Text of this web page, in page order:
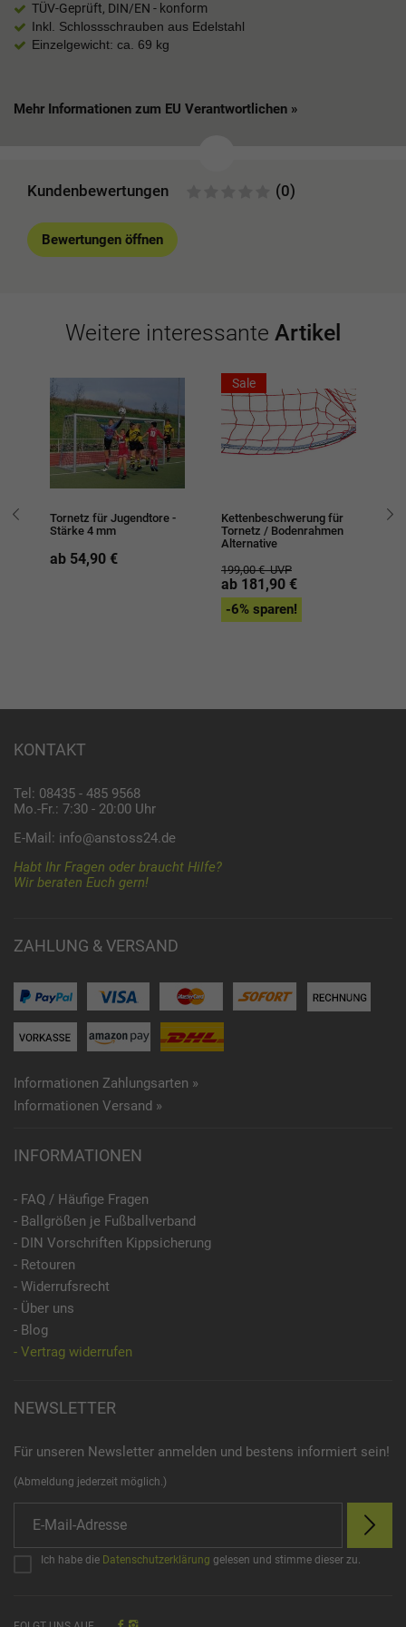
TÜV-Geprüft, DIN/EN - konform
Inkl. Schlossschrauben aus Edelstahl
Einzelgewicht: ca. 69 kg
Mehr Informationen zum EU Verantwortlichen »
Kundenbewertungen (0)
Bewertungen öffnen
Weitere interessante Artikel
Tornetz für Jugendtore -
Stärke 4 mm
ab 54,90 €
Sale
Kettenbeschwerung für
Tornetz / Bodenrahmen
Alternative
199,00 €UVP
ab 181,90 €
-6% sparen!
KONTAKT
Tel: 08435 - 485 9568
Mo.-Fr.: 7:30 - 20:00 Uhr
E-Mail: info@anstoss24.de
Habt Ihr Fragen oder braucht Hilfe?
Wir beraten Euch gern!
ZAHLUNG & VERSAND
Informationen Zahlungsarten »
Informationen Versand »
INFORMATIONEN
- FAQ / Häufige Fragen
- Ballgrößen je Fußballverband
- DIN Vorschriften Kippsicherung
- Retouren
- Widerrufsrecht
- Über uns
- Blog
- Vertrag widerrufen
NEWSLETTER
Für unseren Newsletter anmelden und bestens informiert sein!
(Abmeldung jederzeit möglich.)
Ich habe die Datenschutzerklärung gelesen und stimme dieser zu.